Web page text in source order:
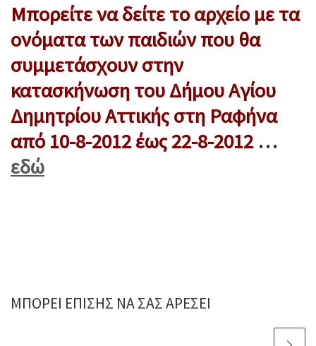
Μπορείτε να δείτε το αρχείο με τα
ονόματα των παιδιών που θα
συμμετάσχουν στην
κατασκήνωση του Δήμου Αγίου
Δημητρίου Αττικής στη Ραφήνα
από 10-8-2012 έως 22-8-2012…
εδώ
ΜΠΟΡΕΊ ΕΠΊΣΗΣ ΝΑ ΣΑΣ ΑΡΈΣΕΙ